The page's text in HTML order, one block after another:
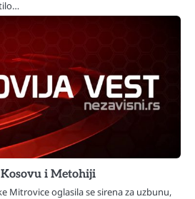
i Metohiji
Mitrovice oglasila se sirena za uzbunu,